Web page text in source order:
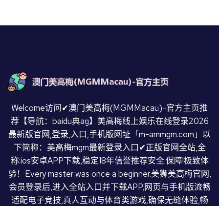
Welcome访问✔澳门美高梅(MGMMacau)-官方主页推
荐【导航：baidu典ag】美高梅线上娱乐在线登录2026
最新版官网,登录,入口,手机版网址「m-ammgm.com」以
下简称：美高梅mgm最新登录入口✔正版官网全站,全
称:ios安卓APP下载,稳定18年信誉推荐安全.保障!极致体
验！Every master was once a beginner.美狮美高梅官网,
会员登录后,进入全站入口并下载APP,网页与手机版流畅
适配电子竞技,真人互动与体育类游戏,确保无缝体验,畅